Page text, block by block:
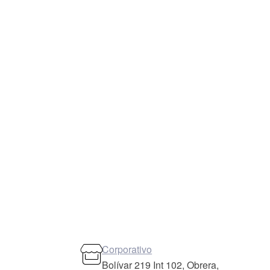
Corporativo
Bolívar 219 Int 102, Obrera,